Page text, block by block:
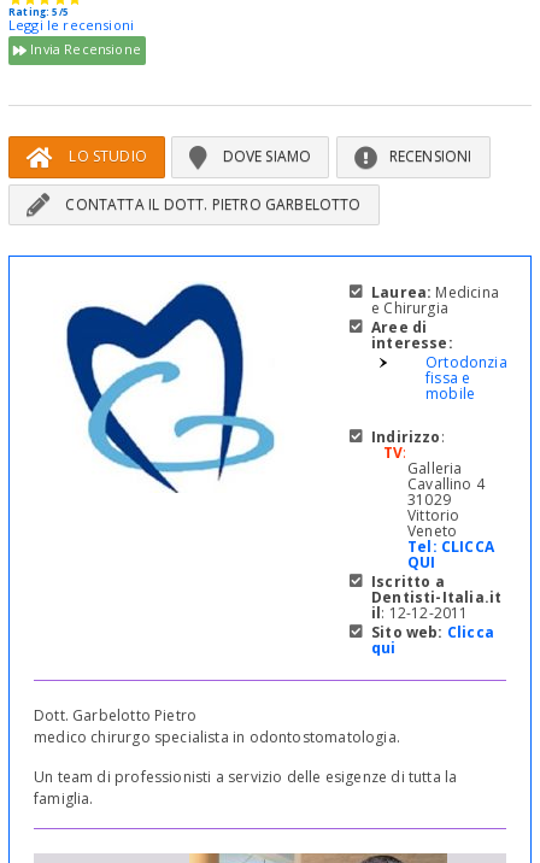
Rating: 5/5
Leggi le recensioni
Invia Recensione
LO STUDIO DOVE SIAMO RECENSIONI
CONTATTA IL DOTT. PIETRO GARBELOTTO
Laurea: Medicina
e Chirurgia
Aree di
interesse:
Ortodonzia
fissa e
mobile
Indirizzo:
TV:
Galleria
Cavallino 4
31029
Vittorio
Veneto
Tel: CLICCA
QUI
Iscritto a
Dentisti-Italia.it
il: 12-12-2011
Sito web: Clicca
qui
Dott. Garbelotto Pietro
medico chirurgo specialista in odontostomatologia.
Un team di professionisti a servizio delle esigenze di tutta la
famiglia.